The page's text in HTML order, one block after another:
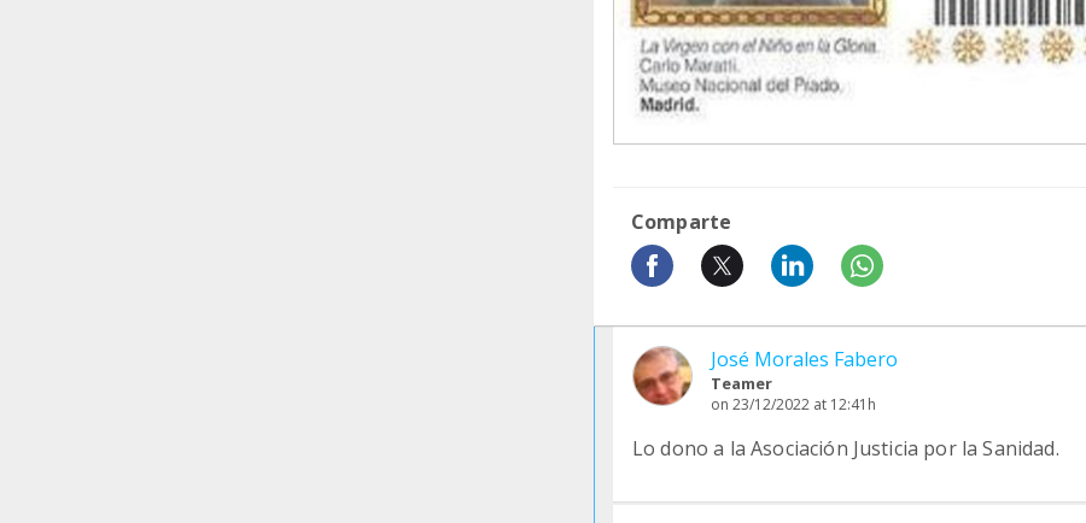
Comparte
José Morales Fabero
Teamer
on 23/12/2022 at 12:41h
Lo dono a la Asociación Justicia por la Sanidad.